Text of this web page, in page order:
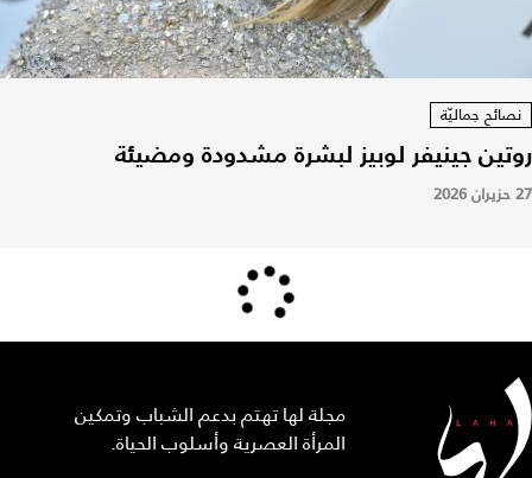
نصائح جماليّة
روتين جينيفر لوبيز لبشرة مشدودة ومضيئة
27 حزيران 2026
مجلة لها تهتم بدعم الشباب وتمكين
المرأة العصرية وأسلوب الحياة.